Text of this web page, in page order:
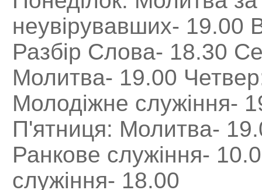
неувірувавших- 19.00
Разбір Слова- 18.30
Молитва- 19.00
Молодіжне служіння-
П'ятниця: Молитва-
Ранкове служіння-
служіння- 18.00